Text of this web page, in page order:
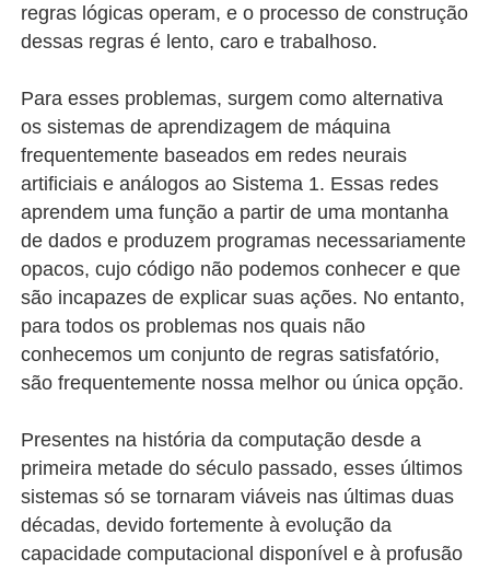
regras lógicas operam, e o processo de construção
dessas regras é lento, caro e trabalhoso.
Para esses problemas, surgem como alternativa
os sistemas de aprendizagem de máquina
frequentemente baseados em redes neurais
artificiais e análogos ao Sistema 1. Essas redes
aprendem uma função a partir de uma montanha
de dados e produzem programas necessariamente
opacos, cujo código não podemos conhecer e que
são incapazes de explicar suas ações. No entanto,
para todos os problemas nos quais não
conhecemos um conjunto de regras satisfatório,
são frequentemente nossa melhor ou única opção.
Presentes na história da computação desde a
primeira metade do século passado, esses últimos
sistemas só se tornaram viáveis nas últimas duas
décadas, devido fortemente à evolução da
capacidade computacional disponível e à profusão